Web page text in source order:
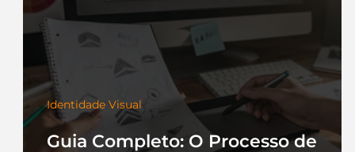
Guia Completo: O Processo de
Identidade Visual